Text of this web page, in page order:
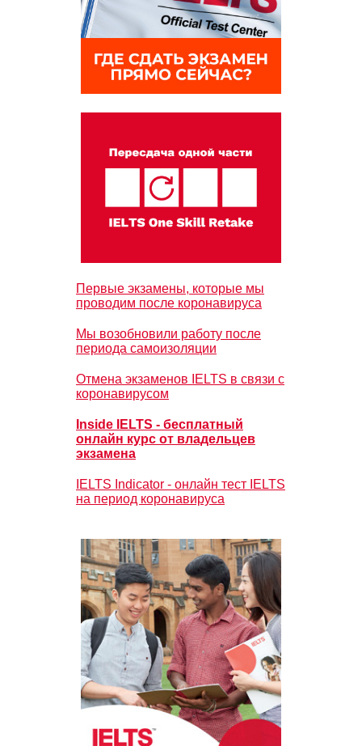
Первые экзамены, которые мы
проводим после коронавируса
Мы возобновили работу после
периода самоизоляции
Отмена экзаменов IELTS в связи с
коронавирусом
Inside IELTS - бесплатный
онлайн курс от владельцев
экзамена
IELTS Indicator - онлайн тест IELTS
на период коронавируса